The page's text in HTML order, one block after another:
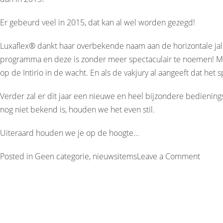
Er gebeurd veel in 2015, dat kan al wel worden gezegd!
Luxaflex® dankt haar overbekende naam aan de horizontale
programma en deze is zonder meer spectaculair te noemen!
op de Intirio in de wacht. En als de vakjury al aangeeft dat het
Verder zal er dit jaar een nieuwe en heel bijzondere
nog niet bekend is, houden we het even stil.
Uiteraard houden we je op de hoogte…
Posted in Geen categorie, nieuwsitemsLeave a Commenton